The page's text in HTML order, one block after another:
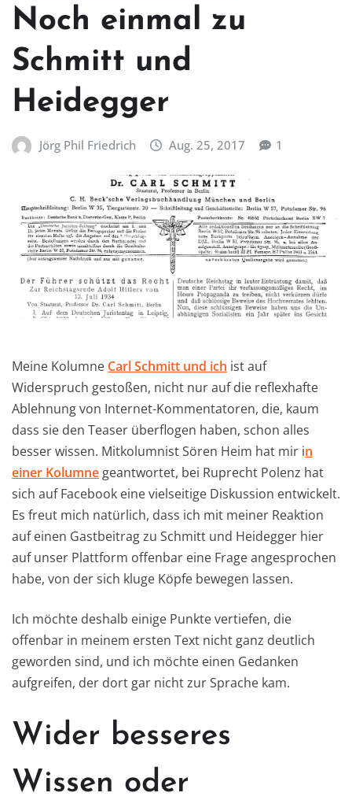
Noch einmal zu
Schmitt und
Heidegger
Jörg Phil Friedrich Aug. 25, 2017 1
Meine Kolumne Carl Schmitt und ich ist auf
Widerspruch gestoßen, nicht nur auf die reflexhafte
Ablehnung von Internet-Kommentatoren, die, kaum
dass sie den Teaser überflogen haben, schon alles
besser wissen. Mitkolumnist Sören Heim hat mir in
einer Kolumne geantwortet, bei Ruprecht Polenz hat
sich auf Facebook eine vielseitige Diskussion entwickelt.
Es freut mich natürlich, dass ich mit meiner Reaktion
auf einen Gastbeitrag zu Schmitt und Heidegger hier
auf unser Plattform offenbar eine Frage angesprochen
habe, von der sich kluge Köpfe bewegen lassen.
Ich möchte deshalb einige Punkte vertiefen, die
offenbar in meinem ersten Text nicht ganz deutlich
geworden sind, und ich möchte einen Gedanken
aufgreifen, der dort gar nicht zur Sprache kam.
Wider besseres
Wissen oder